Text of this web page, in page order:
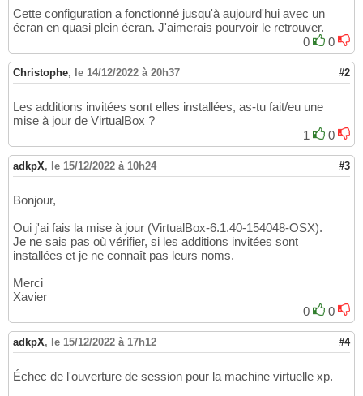
Cette configuration a fonctionné jusqu'à aujourd'hui avec un
écran en quasi plein écran. J'aimerais pourvoir le retrouver.
0
0
Christophe, le 14/12/2022 à 20h37 #2
Les additions invitées sont elles installées, as-tu fait/eu une
mise à jour de VirtualBox ?
1
0
adkpX, le 15/12/2022 à 10h24 #3
Bonjour,
Oui j'ai fais la mise à jour (VirtualBox-6.1.40-154048-OSX).
Je ne sais pas où vérifier, si les additions invitées sont
installées et je ne connaît pas leurs noms.
Merci
Xavier
0
0
adkpX, le 15/12/2022 à 17h12 #4
Échec de l'ouverture de session pour la machine virtuelle xp.